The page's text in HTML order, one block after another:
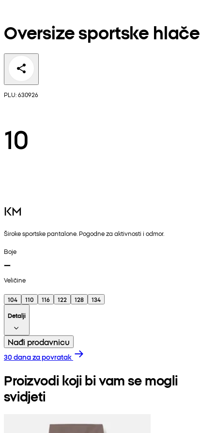
Oversize sportske hlače
PLU: 630926
10
KM
Široke sportske pantalone. Pogodne za aktivnosti i odmor.
Boje
Veličine
104 110 116 122 128
134
Detalji
Nađi prodavnicu
30 dana za povratak
Proizvodi koji bi vam se mogli
svidjeti